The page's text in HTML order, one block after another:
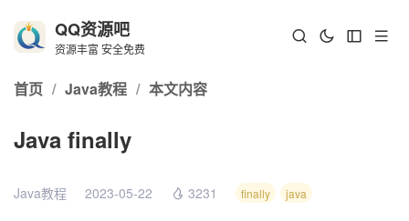
QQ资源吧
资源丰富 安全免费
首页 / Java教程 / 本文内容
Java finally
Java教程 2023-05-22 3231 finally java